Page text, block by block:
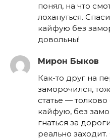
понял, на что
лохануться.
кайфую без
довольны!
Мирон Быков
Как-то друг на
заморочился,
статье —
кайфую, без
гнаться за
реально